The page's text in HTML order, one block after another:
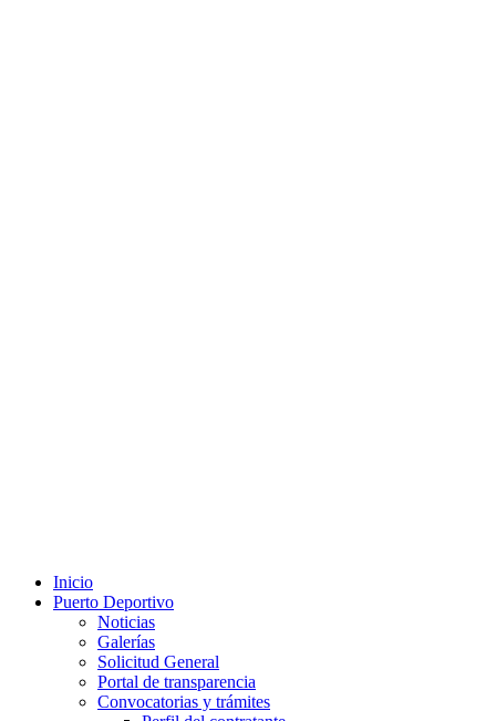
Inicio
Puerto Deportivo
Noticias
Galerías
Solicitud General
Portal de transparencia
Convocatorias y trámites